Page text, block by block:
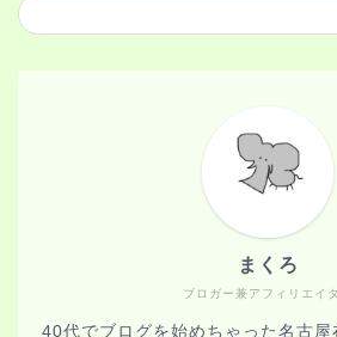
ブロガー兼アフィリエイ
まくろ
40代でブログを始めちゃった名古屋